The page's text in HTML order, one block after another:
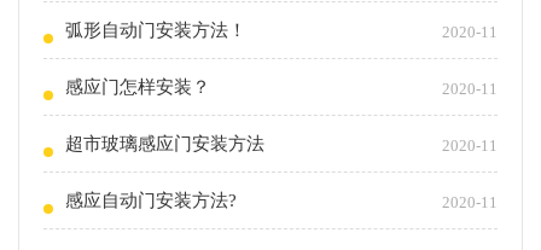
弧形自动门安装方法！ 2020-11
感应门怎样安装？ 2020-11
超市玻璃感应门安装方法 2020-11
感应自动门安装方法? 2020-11